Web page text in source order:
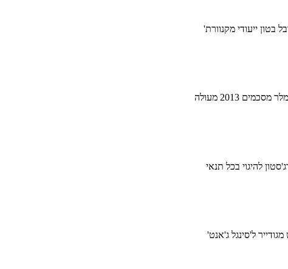
בטון ייעודי מקנוורת'
מסכמים 2013 מעולה
להיגוי בכל תנאי
ל'סינגל ג'אנט'